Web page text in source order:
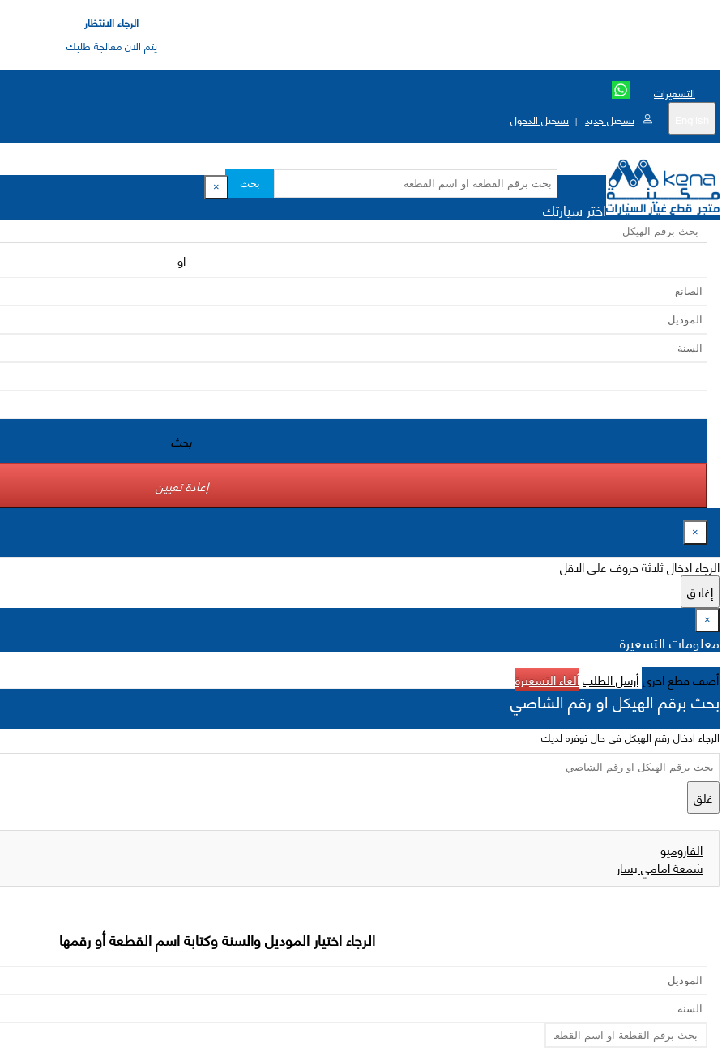
الرجاء الانتظار
يتم الان معالجة طلبك
التسعيرات
تسجيل جديد | تسجيل الدخول
بحث ×
اختر سيارتك
او
بحث
إعادة تعيين
×
الرجاء ادخال ثلاثة حروف على الاقل
إغلاق
×
معلومات التسعيرة
أضف قطع اخرىأرسل الطلبألغاء التسعيرة
بحث برقم الهيكل او رقم الشاصي
الرجاء ادخال رقم الهيكل في حال توفره لديك
غلق
الفاروميو
شمعة امامي يسار
الرجاء اختيار الموديل والسنة وكتابة اسم القطعة أو رقمها